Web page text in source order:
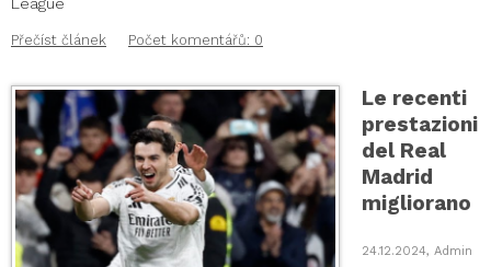
Přečíst článek Počet komentářů: 0
Le recenti
prestazioni
del Real
Madrid
migliorano
24.12.2024, Admin